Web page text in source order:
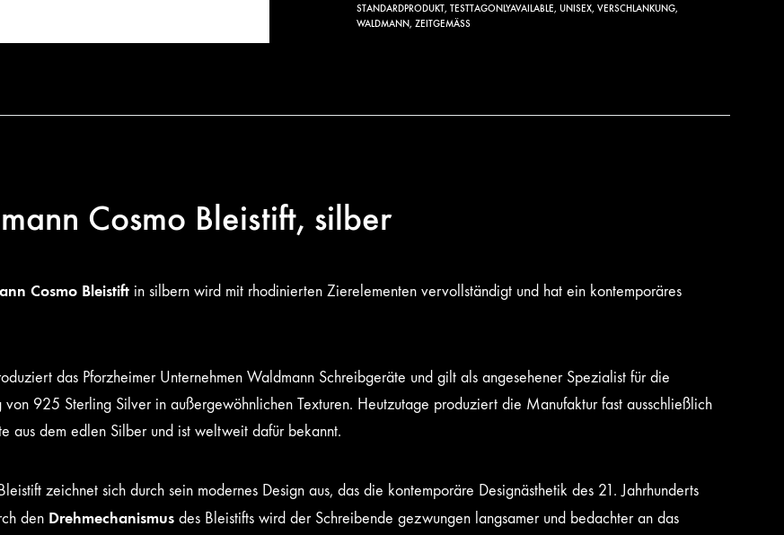
STANDARDPRODUKT, TESTTAGONLYAVAILABLE, UNISEX, VERSCHLANKUNG,
WALDMANN, ZEITGEMÄSS
Cosmo Bleistift, silber
Cosmo Bleistift in silbern wird mit rhodinierten Zierelementen vervollständigt und hat ein kontemporäres
das Pforzheimer Unternehmen Waldmann Schreibgeräte und gilt als angesehener Spezialist für die
von 925 Sterling Silver in außergewöhnlichen Texturen. Heutzutage produziert die Manufaktur fast ausschließlich
aus dem edlen Silber und ist weltweit dafür bekannt.
zeichnet sich durch sein modernes Design aus, das die kontemporäre Designästhetik des 21. Jahrhunderts
den Drehmechanismus des Bleistifts wird der Schreibende gezwungen langsamer und bedachter an das